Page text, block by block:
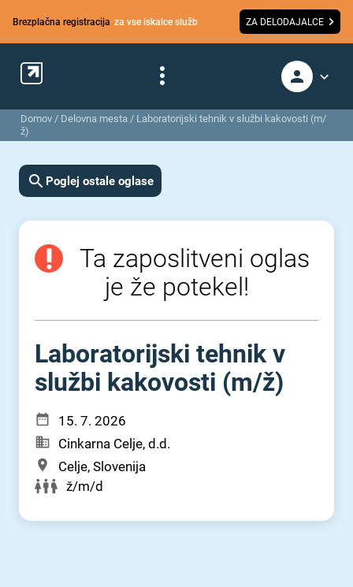
Brezplačna registracija za vse iskalce služb ZA DELODAJALCE
Domov / Delovna mesta / Laboratorijski tehnik v službi kakovosti (m/
ž)
Poglej ostale oglase
Ta zaposlitveni oglas
je že potekel!
Laboratorijski tehnik v
službi kakovosti (m⁠/⁠ž)
15. 7. 2026
Cinkarna Celje, d.d.
Celje, Slovenija
ž/m/d